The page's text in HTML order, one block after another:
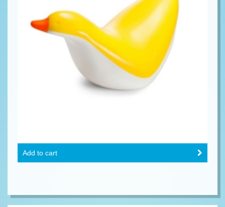
Add to cart